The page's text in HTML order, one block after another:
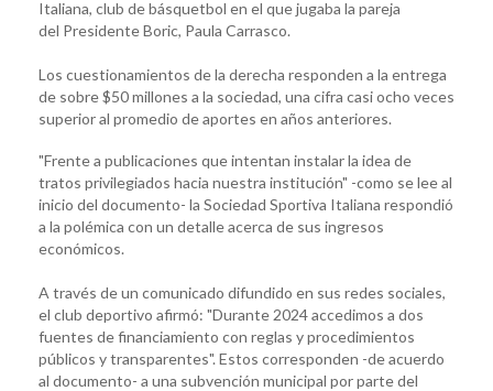
Italiana, club de básquetbol en el que jugaba la pareja
del Presidente Boric, Paula Carrasco.
Los cuestionamientos de la derecha responden a la entrega
de sobre $50 millones a la sociedad, una cifra casi ocho veces
superior al promedio de aportes en años anteriores.
"Frente a publicaciones que intentan instalar la idea de
tratos privilegiados hacia nuestra institución" -como se lee al
inicio del documento- la Sociedad Sportiva Italiana respondió
a la polémica con un detalle acerca de sus ingresos
económicos.
A través de un comunicado difundido en sus redes sociales,
el club deportivo afirmó: "Durante 2024 accedimos a dos
fuentes de financiamiento con reglas y procedimientos
públicos y transparentes". Estos corresponden -de acuerdo
al documento- a una subvención municipal por parte del